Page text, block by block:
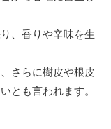
、香りや辛味を生
さらに樹皮や根皮
とも言われます。